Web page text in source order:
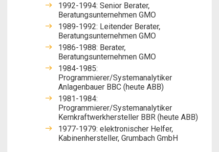
1992-1994: Senior Berater,
Beratungsunternehmen GMO
1989-1992: Leitender Berater,
Beratungsunternehmen GMO
1986-1988: Berater,
Beratungsunternehmen GMO
1984-1985:
Programmierer/Systemanalytiker
Anlagenbauer BBC (heute ABB)
1981-1984:
Programmierer/Systemanalytiker
Kernkraftwerkhersteller BBR (heute ABB)
1977-1979: elektronischer Helfer,
Kabinenhersteller, Grumbach GmbH